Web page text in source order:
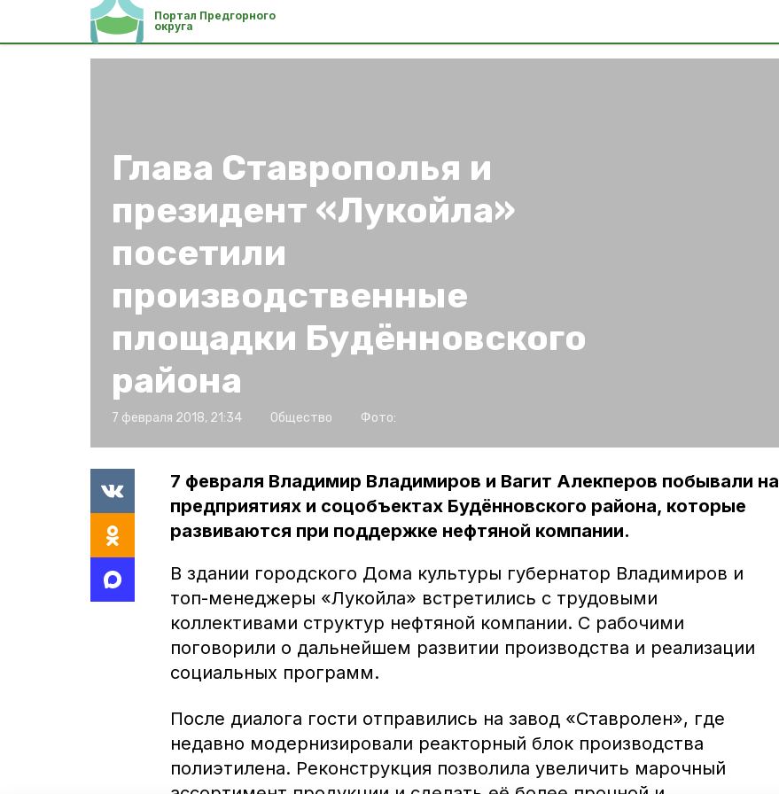
Портал Предгорного
округа
Глава Ставрополья и
президент «Лукойла»
посетили
производственные
площадки Будённовского
района
7 февраля 2018, 21:34 Общество Фото:
7 февраля Владимир Владимиров и Вагит Алекперов побывали на
предприятиях и соцобъектах Будённовского района, которые
развиваются при поддержке нефтяной компании.
В здании городского Дома культуры губернатор Владимиров и
топ-менеджеры «Лукойла» встретились с трудовыми
коллективами структур нефтяной компании. С рабочими
поговорили о дальнейшем развитии производства и реализации
социальных программ.
После диалога гости отправились на завод «Ставролен», где
недавно модернизировали реакторный блок производства
полиэтилена. Реконструкция позволила увеличить марочный